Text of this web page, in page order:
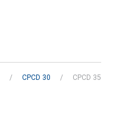
/ CPCD 30 /
CPCD 35